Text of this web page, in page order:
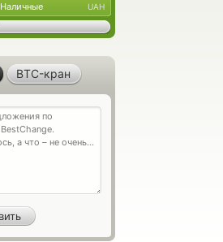
Наличные UAH
BTC-кран